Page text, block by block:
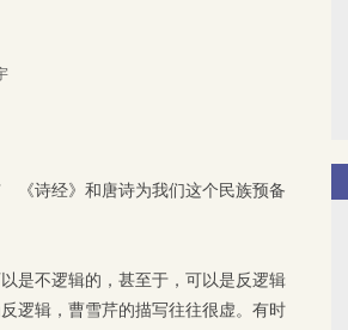
《诗经》和唐诗为我们这个民族预备
是不逻辑的，甚至于，可以是反逻辑
逻辑，曹雪芹的描写往往很虚。有时